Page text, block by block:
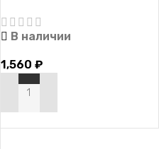
В наличии
1,560 ₽
В КОРЗИНУ